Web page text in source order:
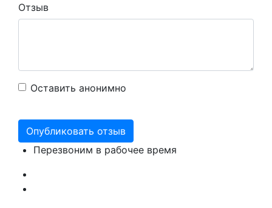
Отзыв
Оставить анонимно
Перезвоним в рабочее время